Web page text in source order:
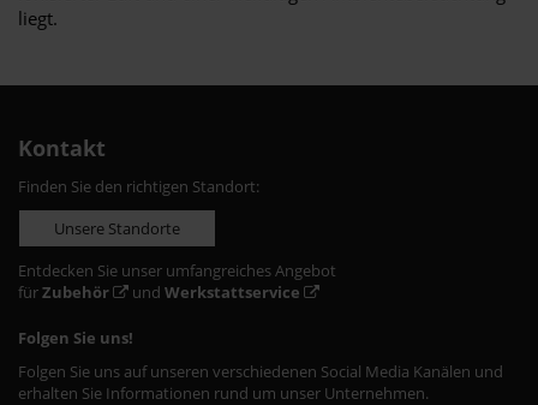
liegt.
Kontakt
Finden Sie den richtigen Standort:
Unsere Standorte
Entdecken Sie unser umfangreiches Angebot
fürZubehör und Werkstattservice
Folgen Sie uns!
Folgen Sie uns auf unseren verschiedenen Social Media Kanälen und
erhalten Sie Informationen rund um unser Unternehmen.